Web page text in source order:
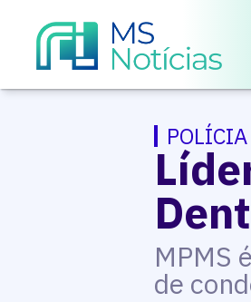
POLÍCIA
MPMS
de